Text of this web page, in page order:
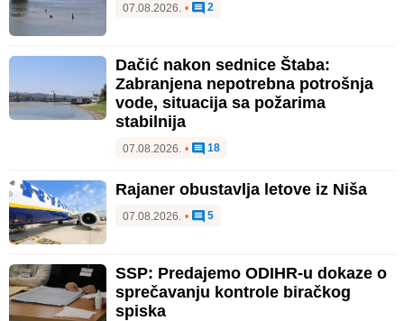
07.08.2026. • 2
Dačić nakon sednice Štaba:
Zabranjena nepotrebna potrošnja
vode, situacija sa požarima
stabilnija
07.08.2026. • 18
Rajaner obustavlja letove iz Niša
07.08.2026. • 5
SSP: Predajemo ODIHR-u dokaze o
sprečavanju kontrole biračkog
spiska